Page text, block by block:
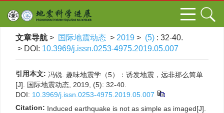
文章导航 > 国际地震动态 > 2019 > (5) : 32-40.
> DOI: 10.3969/j.issn.0253-4975.2019.05.007
引用本文: 冯锐. 趣味地震学（5）：诱发地震，远非那么简单
[J]. 国际地震动态, 2019, (5): 32-40.
DOI: 10.3969/j.issn.0253-4975.2019.05.007
Citation: Induced earthquake is not as simple as imaged[J].